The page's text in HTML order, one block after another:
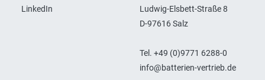
LinkedIn
Ludwig-Elsbett-Straße 8
D-97616 Salz
Tel. +49 (0)9771 6288-0
info@batterien-vertrieb.de